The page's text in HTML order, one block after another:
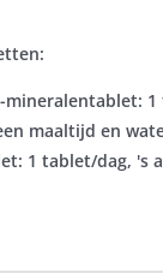
maaltijd en
1 tablet/dag, 's